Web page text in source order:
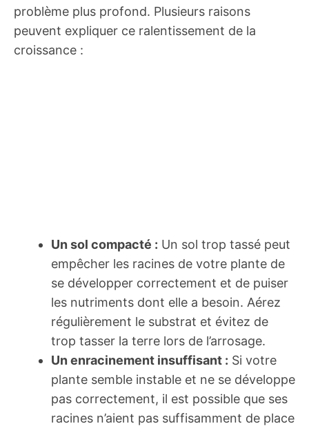
problème plus profond. Plusieurs raisons
peuvent expliquer ce ralentissement de la
croissance :
Un sol compacté : Un sol trop tassé peut
empêcher les racines de votre plante de
se développer correctement et de puiser
les nutriments dont elle a besoin. Aérez
régulièrement le substrat et évitez de
trop tasser la terre lors de l’arrosage.
Un enracinement insuffisant : Si votre
plante semble instable et ne se développe
pas correctement, il est possible que ses
racines n’aient pas suffisamment de place